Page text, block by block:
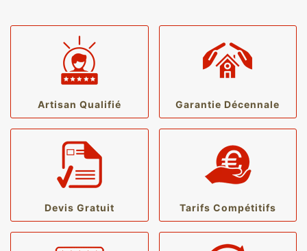
Artisan Qualifié Garantie Décennale
Devis Gratuit Tarifs Compétitifs